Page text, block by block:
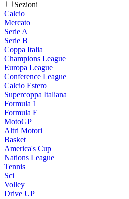
Sezioni
Calcio
Mercato
Serie A
Serie B
Coppa Italia
Champions League
Europa League
Conference League
Calcio Estero
Supercoppa Italiana
Formula 1
Formula E
MotoGP
Altri Motori
Basket
America's Cup
Nations League
Tennis
Sci
Volley
Drive UP